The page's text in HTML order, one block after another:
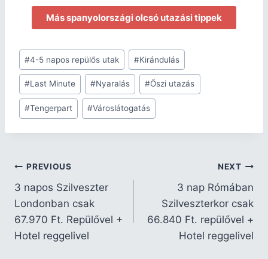
Más spanyolországi olcsó utazási tippek
#4-5 napos repülős utak #Kirándulás
#Last Minute #Nyaralás #Őszi utazás
#Tengerpart #Városlátogatás
PREVIOUS
3 napos Szilveszter
Londonban csak
67.970 Ft. Repülővel +
Hotel reggelivel
NEXT
3 nap Rómában
Szilveszterkor csak
66.840 Ft. repülővel +
Hotel reggelivel